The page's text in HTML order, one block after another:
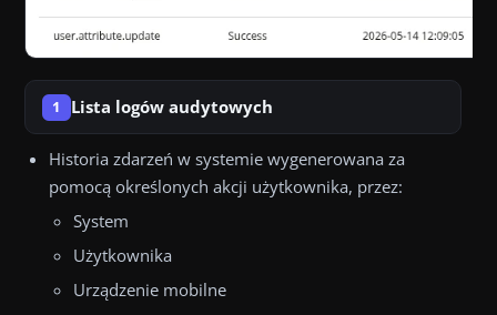
1 Lista logów audytowych
Historia zdarzeń w systemie wygenerowana za
pomocą określonych akcji użytkownika, przez:
System
Użytkownika
Urządzenie mobilne